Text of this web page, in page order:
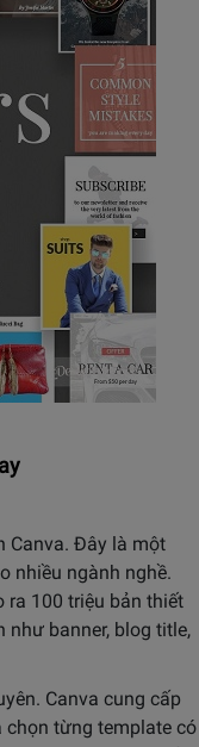
Canva. Đây là một
nhiều ngành nghề.
ra 100 triệu bản thiết
như banner, blog title,
Canva cung cấp
chọn từng template có